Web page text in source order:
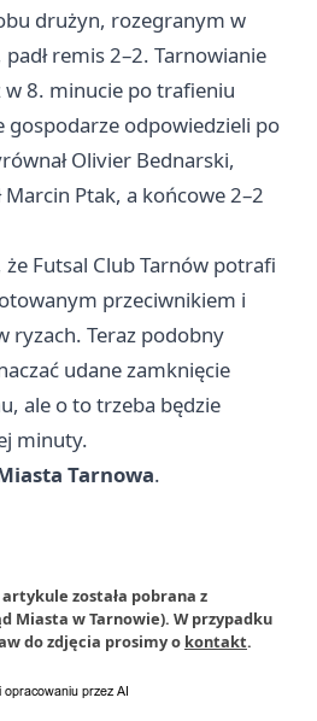
drużyn, rozegranym w
remis 2–2. Tarnowianie
8. minucie po trafieniu
gospodarze odpowiedzieli po
Olivier Bednarski,
Ptak, a końcowe 2–2
że Futsal Club Tarnów potrafi
przeciwnikiem i
ryzach. Teraz podobny
udane zamknięcie
ale o to trzeba będzie
minuty.
Tarnowa.
została pobrana z
Miasta w Tarnowie). W przypadku
do zdjęcia prosimy o kontakt.